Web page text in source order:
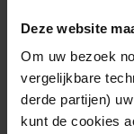
Deze website
Om uw bezoek
vergelijkbare
derde partijen)
kunt de cookies
bekijk ook